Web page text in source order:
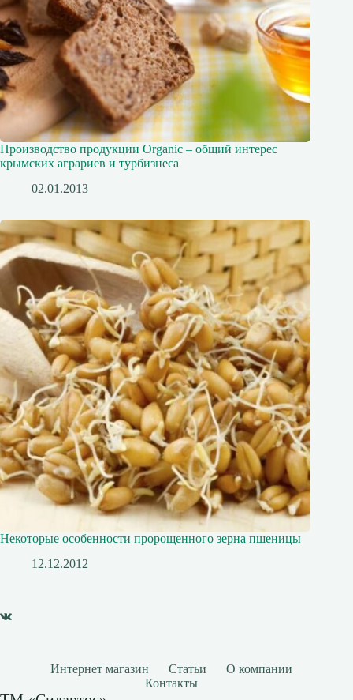
Производство продукции Organic – общий интерес
крымских аграриев и турбизнеса
02.01.2013
Некоторые особенности пророщенного зерна пшеницы
12.12.2012
Интернет магазин Статьи
О компании
Контакты